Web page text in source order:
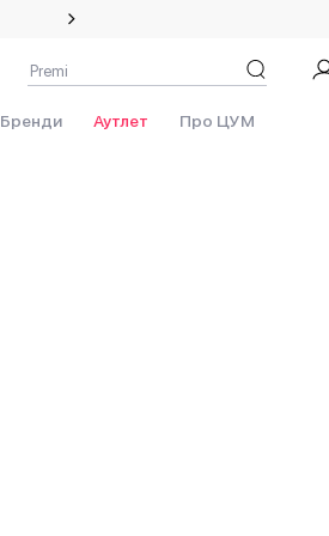
Спеціальна пропозиція на одяг
Бренди Аутлет Про ЦУМ